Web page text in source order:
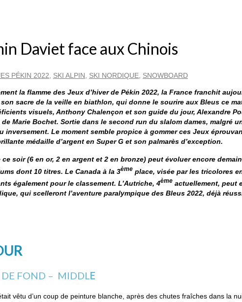
Daviet face aux Chinois
PÉKIN 2022 SKI ALPIN SKI NORDIQUE SNOWBOARD
la flamme des Jeux d’hiver de Pékin 2022, la France franchit
sacre de la veille en biathlon, qui donne le sourire aux Bleus ce
visuels, Anthony Chalençon et son guide du jour, Alexandre
Marie Bochet. Sortie dans le second run du slalom dames, malgré
inversement. Le moment semble propice à gommer ces Jeux
médaille d’argent en Super G et son palmarès d’exception.
soir (6 en or, 2 en argent et 2 en bronze) peut évoluer encore
dont 10 titres. Le Canada à la 3ème place, visée par les tricolores
également pour le classement. L’Autriche, 4ème actuellement, peut
qui scelleront l’aventure paralympique des Bleus 2022, déjà
DE FOND – MIDDLE
vêtu d’un coup de peinture blanche, après des chutes fraîches dans la